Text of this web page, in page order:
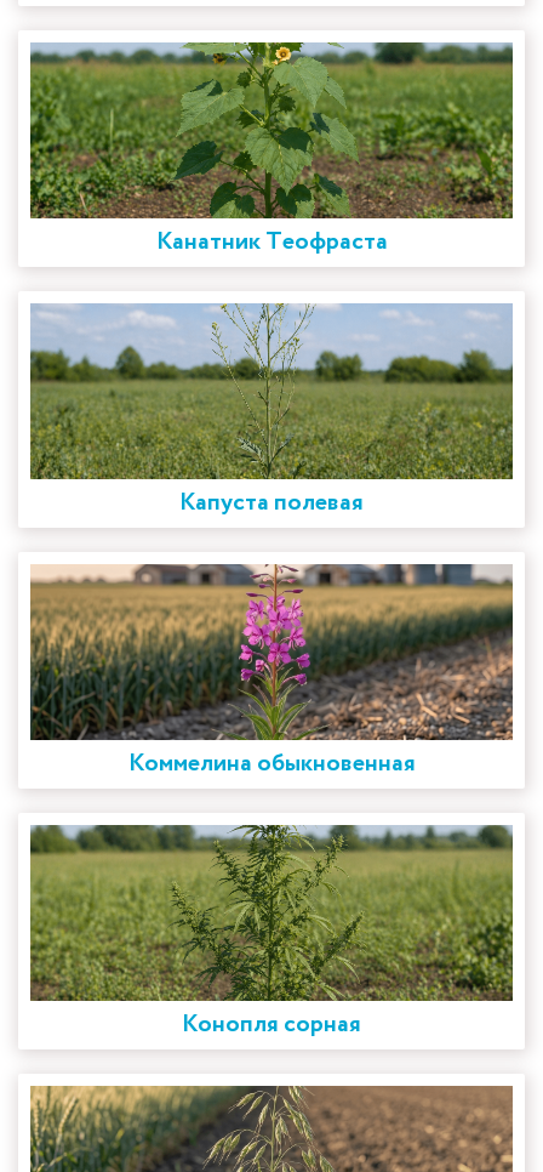
Канатник Теофраста
Капуста полевая
Коммелина обыкновенная
Конопля сорная